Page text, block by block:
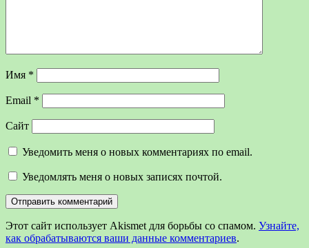
Имя *
Email *
Сайт
Уведомить меня о новых комментариях по email.
Уведомлять меня о новых записях почтой.
Этот сайт использует Akismet для борьбы со спамом. Узнайте,
как обрабатываются ваши данные комментариев.